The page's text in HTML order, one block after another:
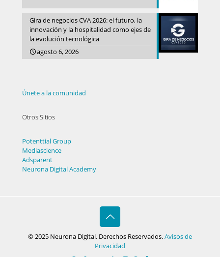
Gira de negocios CVA 2026: el futuro, la
innovación y la hospitalidad como ejes de
la evolución tecnológica
agosto 6, 2026
Únete a la comunidad
Otros Sitios
Potenttial Group
Mediascience
Adsparent
Neurona Digital Academy
© 2025 Neurona Digital. Derechos Reservados.Avisos de
Privacidad